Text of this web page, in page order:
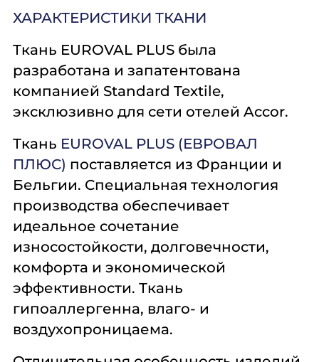
ХАРАКТЕРИСТИКИ ТКАНИ
Ткань EUROVAL PLUS была
разработана и запатентована
компанией Standard Textile,
эксклюзивно для сети отелей Accor.
Ткань EUROVAL PLUS (ЕВРОВАЛ
ПЛЮС) поставляется из Франции и
Бельгии. Специальная технология
производства обеспечивает
идеальное сочетание
износостойкости, долговечности,
комфорта и экономической
эффективности. Ткань
гипоаллергенна, влаго- и
воздухопроницаема.